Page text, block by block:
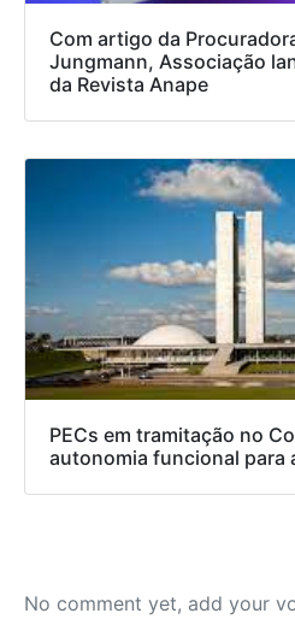
Com artigo da
Jungmann, Associação
da Revista Anape
PECs em tramitação no
autonomia funcional para
No comment yet, add your